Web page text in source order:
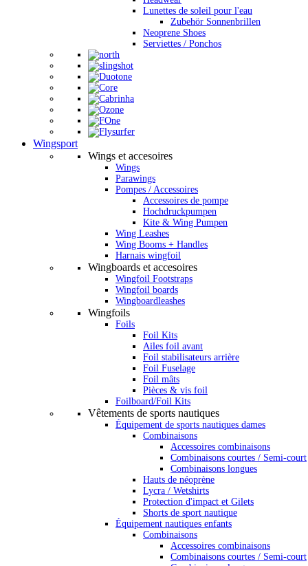
Lunettes de soleil pour l'eau
Zubehör Sonnenbrillen
Neoprene Shoes
Serviettes / Ponchos
Wingsport
Wings et accesoires
Wings
Parawings
Pompes / Accessoires
Accessoires de pompe
Hochdruckpumpen
Kite & Wing Pumpen
Wing Leashes
Wing Booms + Handles
Harnais wingfoil
Wingboards et accesoires
Wingfoil Footstraps
Wingfoil boards
Wingboardleashes
Wingfoils
Foils
Foil Kits
Ailes foil avant
Foil stabilisateurs arrière
Foil Fuselage
Foil mâts
Pièces & vis foil
Foilboard/Foil Kits
Vêtements de sports nautiques
Équipement de sports nautiques dames
Combinaisons
Accessoires combinaisons
Combinaisons courtes / Semi-court
Combinaisons longues
Hauts de néoprène
Lycra / Wetshirts
Protection d'impact et Gilets
Shorts de sport nautique
Équipement nautiques enfants
Combinaisons
Accessoires combinaisons
Combinaisons courtes / Semi-court